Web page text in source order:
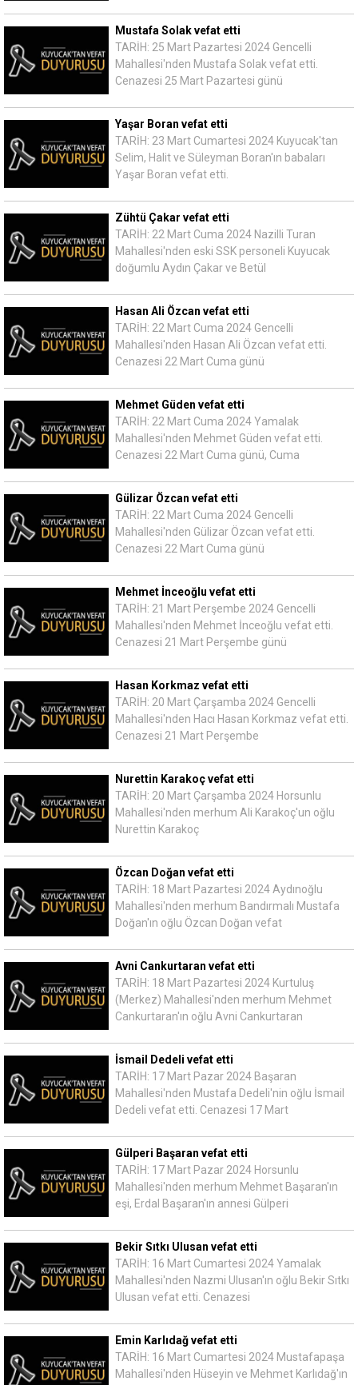
Mustafa Solak vefat etti
TARİH: 25 Mart Pazartesi 2024 Gencelli
Mahallesi'nden Mustafa Solak vefat etti.
Cenazesi 25 Mart Pazartesi günü
Yaşar Boran vefat etti
TARİH: 23 Mart Cumartesi 2024 Kuyucak'tan
Selim, Halit ve Süleyman Boran'ın babaları
Yaşar Boran vefat etti.
Zühtü Çakar vefat etti
TARİH: 22 Mart Cuma 2024 Nazilli Turan
Mahallesi'nden eski SSK personeli Kuyucak
doğumlu Aydın Çakar ve Betül
Hasan Ali Özcan vefat etti
TARİH: 22 Mart Cuma 2024 Gencelli
Mahallesi'nden Hasan Ali Özcan vefat etti.
Cenazesi 22 Mart Cuma günü
Mehmet Güden vefat etti
TARİH: 22 Mart Cuma 2024 Yamalak
Mahallesi'nden Mehmet Güden vefat etti.
Cenazesi 22 Mart Cuma günü, Cuma
Gülizar Özcan vefat etti
TARİH: 22 Mart Cuma 2024 Gencelli
Mahallesi'nden Gülizar Özcan vefat etti.
Cenazesi 22 Mart Cuma günü
Mehmet İnceoğlu vefat etti
TARİH: 21 Mart Perşembe 2024 Gencelli
Mahallesi'nden Mehmet İnceoğlu vefat etti.
Cenazesi 21 Mart Perşembe günü
Hasan Korkmaz vefat etti
TARİH: 20 Mart Çarşamba 2024 Gencelli
Mahallesi'nden Hacı Hasan Korkmaz vefat etti.
Cenazesi 21 Mart Perşembe
Nurettin Karakoç vefat etti
TARİH: 20 Mart Çarşamba 2024 Horsunlu
Mahallesi'nden merhum Ali Karakoç'un oğlu
Nurettin Karakoç
Özcan Doğan vefat etti
TARİH: 18 Mart Pazartesi 2024 Aydınoğlu
Mahallesi'nden merhum Bandırmalı Mustafa
Doğan'ın oğlu Özcan Doğan vefat
Avni Cankurtaran vefat etti
TARİH: 18 Mart Pazartesi 2024 Kurtuluş
(Merkez) Mahallesi'nden merhum Mehmet
Cankurtaran'ın oğlu Avni Cankurtaran
İsmail Dedeli vefat etti
TARİH: 17 Mart Pazar 2024 Başaran
Mahallesi'nden Mustafa Dedeli'nin oğlu İsmail
Dedeli vefat etti. Cenazesi 17 Mart
Gülperi Başaran vefat etti
TARİH: 17 Mart Pazar 2024 Horsunlu
Mahallesi'nden merhum Mehmet Başaran'ın
eşi, Erdal Başaran'ın annesi Gülperi
Bekir Sıtkı Ulusan vefat etti
TARİH: 16 Mart Cumartesi 2024 Yamalak
Mahallesi'nden Nazmi Ulusan'ın oğlu Bekir Sıtkı
Ulusan vefat etti. Cenazesi
Emin Karlıdağ vefat etti
TARİH: 16 Mart Cumartesi 2024 Mustafapaşa
Mahallesi'nden Hüseyin ve Mehmet Karlıdağ'ın